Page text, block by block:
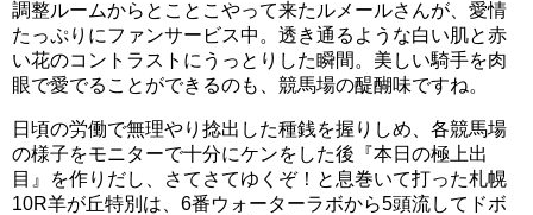
調整ルームからとことこやって来たルメールさんが、愛情
たっぷりにファンサービス中。透き通るような白い肌と赤
い花のコントラストにうっとりした瞬間。美しい騎手を肉
眼で愛でることができるのも、競馬場の醍醐味ですね。
日頃の労働で無理やり捻出した種銭を握りしめ、各競馬場
の様子をモニターで十分にケンをした後『本日の極上出
目』を作りだし、さてさてゆくぞ！と息巻いて打った札幌
10R羊が丘特別は、6番ウォーターラボから5頭流してドボ